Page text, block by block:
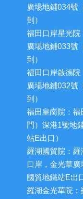
廣場地鋪034號
到）
福田口岸星光院
廣場地鋪033號
到）
福田口岸啟德院
廣場地鋪032號
到）
福田皇崗院：
門）深港1號地
站E出口）
羅湖國貿院：羅
口岸，金光華廣
國貿地鐵站E出
羅湖金光華院